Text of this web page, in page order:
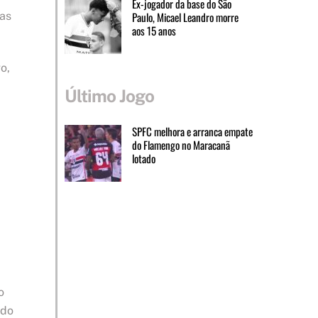
Ex-jogador da base do São
Paulo, Micael Leandro morre
aos 15 anos
Último Jogo
SPFC melhora e arranca empate
do Flamengo no Maracanã
lotado